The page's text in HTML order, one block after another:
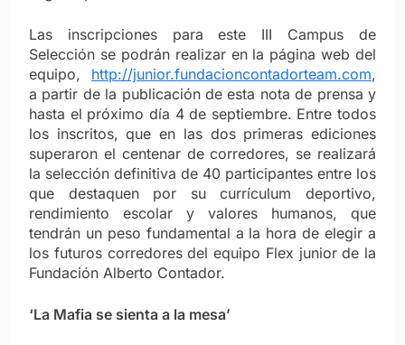
Las inscripciones para este III Campus de
Selección se podrán realizar en la página web del
equipo, http://junior.fundacioncontadorteam.com,
a partir de la publicación de esta nota de prensa y
hasta el próximo día 4 de septiembre. Entre todos
los inscritos, que en las dos primeras ediciones
superaron el centenar de corredores, se realizará
la selección definitiva de 40 participantes entre los
que destaquen por su currículum deportivo,
rendimiento escolar y valores humanos, que
tendrán un peso fundamental a la hora de elegir a
los futuros corredores del equipo Flex junior de la
Fundación Alberto Contador.
‘La Mafia se sienta a la mesa’